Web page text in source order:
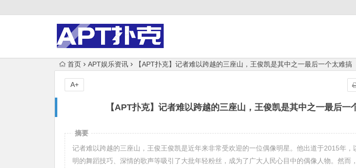
首页 APT娱乐资讯 【APT扑克】记者难以跨越的三座山，王俊凯是其中之一最后一个太难搞
【APT扑克】记者难以跨越的三座山，王俊凯是其中之一最后一
A+
摘要
记者难以跨越的三座山，王俊王俊凯是近年来非常受欢迎的一位偶像明星。他出道于2015年，
明的舞蹈技巧、深情的歌声等吸引了大批年轻粉丝，成为了广大人民心目中的偶像人物。然而